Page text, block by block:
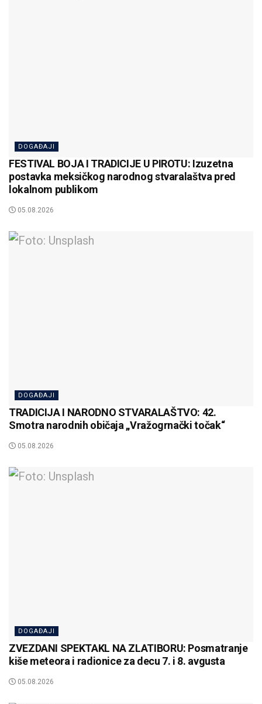
DOGAĐAJI
FESTIVAL BOJA I TRADICIJE U PIROTU: Izuzetna
postavka meksičkog narodnog stvaralaštva pred
lokalnom publikom
05.08.2026
DOGAĐAJI
TRADICIJA I NARODNO STVARALAŠTVO: 42.
Smotra narodnih običaja „Vražogrnački točak“
05.08.2026
DOGAĐAJI
ZVEZDANI SPEKTAKL NA ZLATIBORU: Posmatranje
kiše meteora i radionice za decu 7. i 8. avgusta
05.08.2026